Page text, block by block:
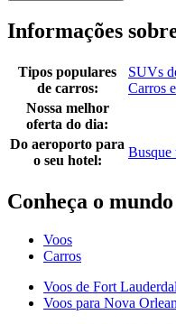
Informações
Tipos populares
de carros:
SUVs
Carros
Nossa melhor
oferta do dia:
Do aeroporto para
o seu hotel:
Busque
Conheça o
Voos
Carros
Voos de Fort
Voos para Nova